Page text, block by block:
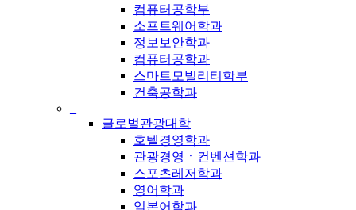
컴퓨터공학부
소프트웨어학과
정보보안학과
컴퓨터공학과
스마트모빌리티학부
건축공학과
글로벌관광대학
호텔경영학과
관광경영ㆍ컨벤션학과
스포츠레저학과
영어학과
일본어학과